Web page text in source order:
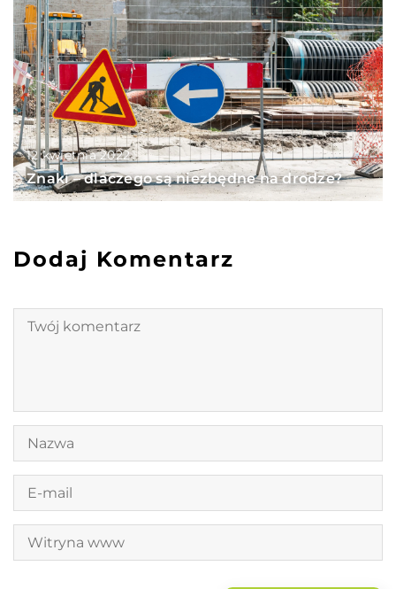
12 kwietnia 2022
Znaki – dlaczego są niezbędne na drodze?
Dodaj Komentarz